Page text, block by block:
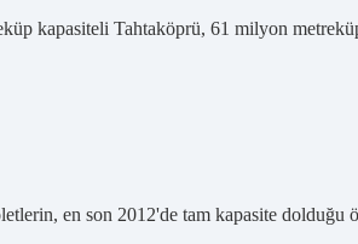
kapasiteli Tahtaköprü, 61 milyon
en son 2012'de tam kapasite dolduğu